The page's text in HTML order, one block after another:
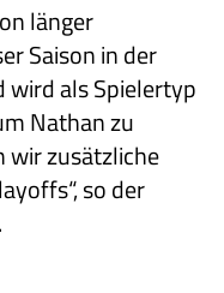
länger
Saison in der
wird als Spielertyp
Nathan zu
wir zusätzliche
so der